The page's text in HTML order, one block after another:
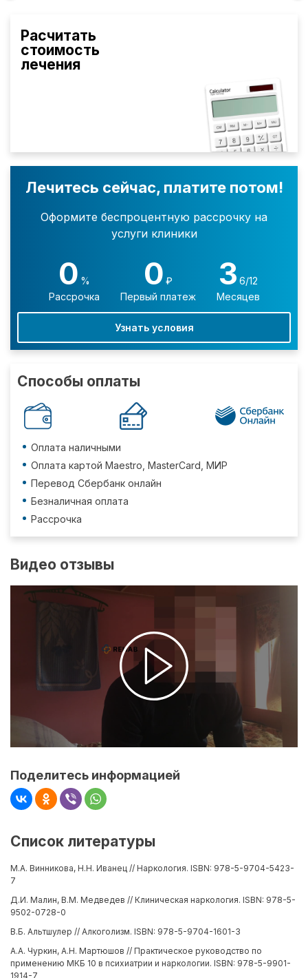
Расчитать
стоимость
лечения
Лечитесь сейчас, платите потом!
Оформите беспроцентную рассрочку на
услуги клиники
0 %
Рассрочка
0 ₽
Первый платеж
3 6/12
Месяцев
Узнать условия
Способы оплаты
Оплата наличными
Оплата картой Maestro, MasterCard, МИР
Перевод Сбербанк онлайн
Безналичная оплата
Рассрочка
Видео отзывы
Поделитесь информацией
Список литературы
М.А. Винникова, Н.Н. Иванец // Наркология. ISBN: 978-5-9704-5423-
7
Д.И. Малин, В.М. Медведев // Клиническая наркология. ISBN: 978-5-
9502-0728-0
В.Б. Альтшулер // Алкоголизм. ISBN: 978-5-9704-1601-3
А.А. Чуркин, А.Н. Мартюшов // Практическое руководство по
применению МКБ 10 в психиатрии и наркологии. ISBN: 978-5-9901-
1914-7